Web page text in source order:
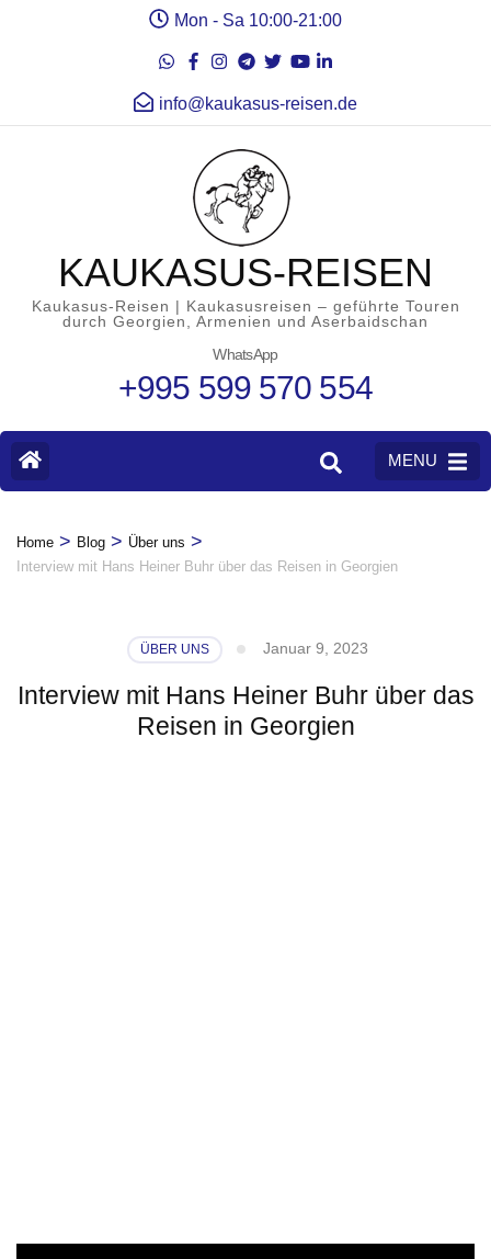
Mon - Sa 10:00-21:00
info@kaukasus-reisen.de
KAUKASUS-REISEN
Kaukasus-Reisen | Kaukasusreisen – geführte Touren
durch Georgien, Armenien und Aserbaidschan
WhatsApp
+995 599 570 554
MENU
Home > Blog > Über uns >
Interview mit Hans Heiner Buhr über das Reisen in Georgien
ÜBER UNS Januar 9, 2023
Interview mit Hans Heiner Buhr über das
Reisen in Georgien